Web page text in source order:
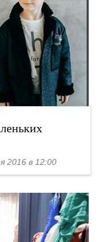
2016 в 12:00